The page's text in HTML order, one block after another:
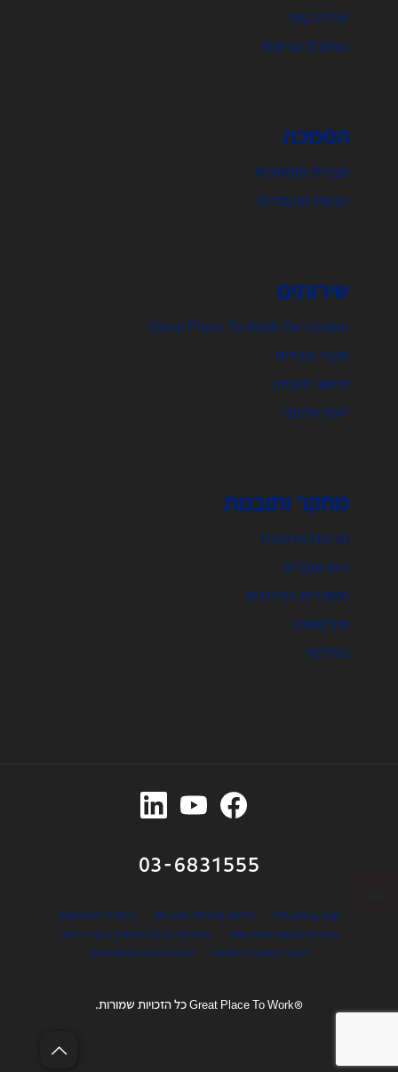
יצירת קשר
הצהרת נגישות
הסמכה
חברות מוסמכות
הגשת מועמדות
שירותים
הסמכה של Great Place To Work
סקרי עובדים
מיתוג מעסיק
ייעוץ ארגוני
מחקר ותובנות
תרבות ארגונית
גיוס עובדים
מאמרים ועדכונים
פודקאסט
ניוזלטר
03-6831555
תנאים והגבלות הודעת פרטיות ואבטחה
הנחיות למשתמש
מדיניות בנושא זהות מותג
מדיניות בנושא שימוש בקניין רוחני
תנאי הסמכה ורשימות
הסכם מוצרים ושירותים
®Great Place To Work כל הזכויות שמורות.